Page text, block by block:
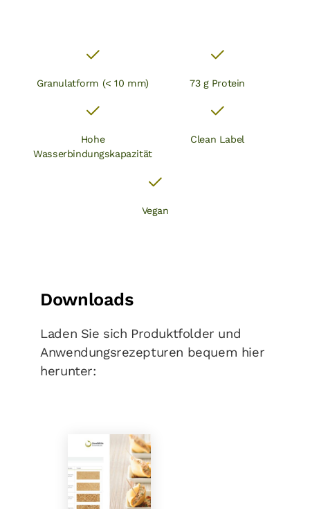
Granulatform (< 10 mm) 73 g Protein
Hohe
Wasserbindungskapazität
Clean Label
Vegan
Downloads
Laden Sie sich Produktfolder und
Anwendungsrezepturen bequem hier
herunter: